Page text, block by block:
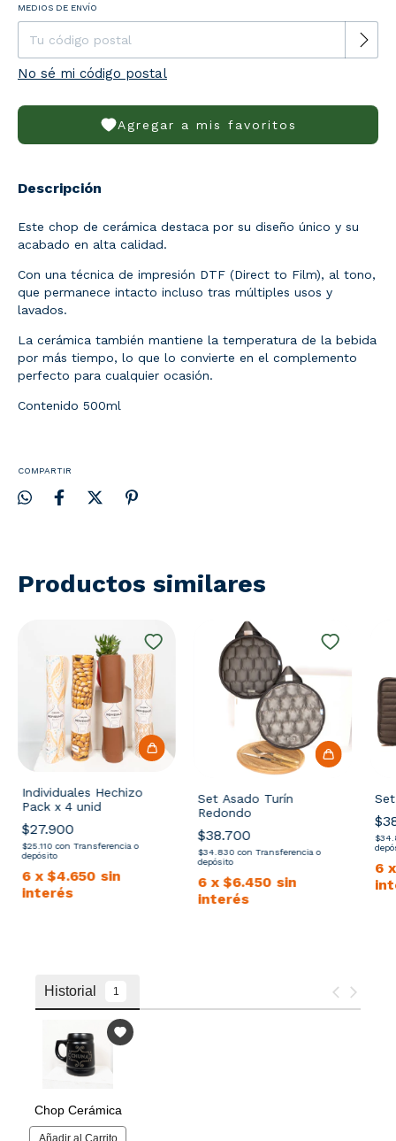
Entregas para el CP:
MEDIOS DE ENVÍO
No sé mi código postal
Agregar a mis favoritos
Descripción
Este chop de cerámica destaca por su diseño único y su
acabado en alta calidad.
Con una técnica de impresión DTF (Direct to Film), al tono,
que permanece intacto incluso tras múltiples usos y
lavados.
La cerámica también mantiene la temperatura de la bebida
por más tiempo, lo que lo convierte en el complemento
perfecto para cualquier ocasión.
Contenido 500ml
COMPARTIR
Productos similares
Individuales Hechizo
Pack x 4 unid
$27.900
$25.110con Transferencia o
depósito
6 x$4.650 sin
interés
Set Asado Turín
Redondo
$38.700
$34.830con Transferencia o
depósito
6 x$6.450 sin
interés
6